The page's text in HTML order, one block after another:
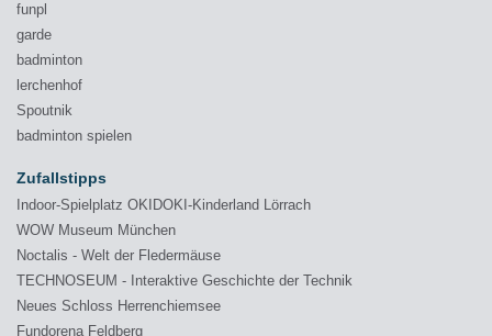
funpl
garde
badminton
lerchenhof
Spoutnik
badminton spielen
Zufallstipps
Indoor-Spielplatz OKIDOKI-Kinderland Lörrach
WOW Museum München
Noctalis - Welt der Fledermäuse
TECHNOSEUM - Interaktive Geschichte der Technik
Neues Schloss Herrenchiemsee
Fundorena Feldberg